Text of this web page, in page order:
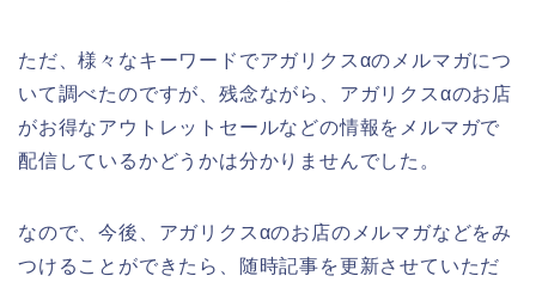
ただ、様々なキーワードでアガリクスαのメルマガにつ
いて調べたのですが、残念ながら、アガリクスαのお店
がお得なアウトレットセールなどの情報をメルマガで
配信しているかどうかは分かりませんでした。
なので、今後、アガリクスαのお店のメルマガなどをみ
つけることができたら、随時記事を更新させていただ